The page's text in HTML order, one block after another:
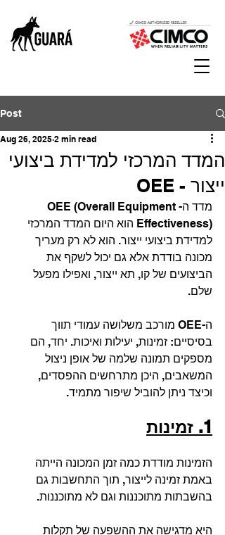
Post
המדד המרכזי למדידת ביצועי
ייצור - OEE
Aug 26, 2025 2 min read
מדד ה-OEE (Overall Equipment
Effectiveness) הוא היום המדד המרכזי
למדידת ביצועי ייצור. הוא לא רק מעריך
מכונה בודדת אלא גם יכול לשקף את
הביצועים של קו, תא ייצור, ואפילו מפעל
שלם.
ה-OEE מורכב משלושה עמודי תווך
בסיסיים: זמינות, יעילות ואיכות. יחד, הם
מספקים תמונה שלמה של אופן ניצול
המשאבים, היכן מתרחשים ההפסדים,
וכיצד ניתן להוביל שיפור מתמיד.
1. זמינות
הזמינות מודדת כמה זמן המכונה הייתה
באמת זמינה לייצור, תוך התחשבות גם
בהשבתות מתוכננות וגם לא מתוכננות.
היא מדגישה את ההשפעה של תקלות